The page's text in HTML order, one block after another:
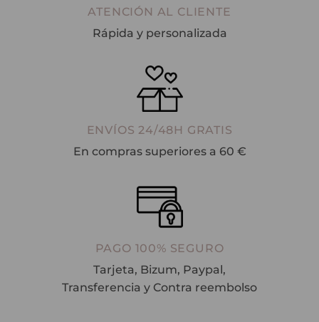
ATENCIÓN AL CLIENTE
Rápida y personalizada
ENVÍOS 24/48H GRATIS
En compras superiores a 60 €
PAGO 100% SEGURO
Tarjeta, Bizum, Paypal,
Transferencia y Contra reembolso